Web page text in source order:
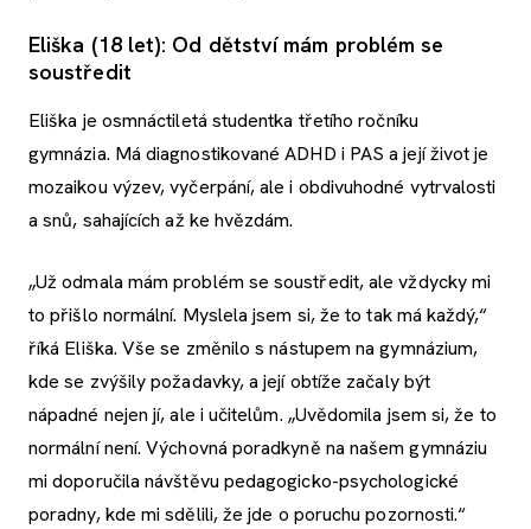
Eliška (18 let): Od dětství mám problém se
soustředit
Eliška je osmnáctiletá studentka třetího ročníku
gymnázia. Má diagnostikované ADHD i PAS a její život je
mozaikou výzev, vyčerpání, ale i obdivuhodné vytrvalosti
a snů, sahajících až ke hvězdám.
„Už odmala mám problém se soustředit, ale vždycky mi
to přišlo normální. Myslela jsem si, že to tak má každý,“
říká Eliška. Vše se změnilo s nástupem na gymnázium,
kde se zvýšily požadavky, a její obtíže začaly být
nápadné nejen jí, ale i učitelům. „Uvědomila jsem si, že to
normální není. Výchovná poradkyně na našem gymnáziu
mi doporučila návštěvu pedagogicko-psychologické
poradny, kde mi sdělili, že jde o poruchu pozornosti.“